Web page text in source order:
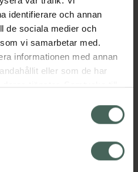
identifierare och annan
de sociala medier och
vi samarbetar med.
informationen med annan
eller som de har
tjänster. Samtycke till
samtycke påverkar inte
skett innan återkallelsen.
Dölj
trosor som låter
för att hålla bindor
att tumma på
och själ och trosorna
- du har nog att